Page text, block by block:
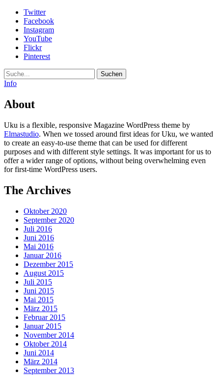
Twitter
Facebook
Instagram
YouTube
Flickr
Pinterest
Suche
Info
About
Uku is a flexible, responsive Magazine WordPress theme by
Elmastudio. When we tossed around first ideas for Uku, we wanted
to create an easy-to-use theme that can be used for different
purposes and with different style settings. It was important for us to
offer a wider range of options, without being overwhelming even
for first-time WordPress users.
The Archives
Oktober 2020
September 2020
Juli 2016
Juni 2016
Mai 2016
Januar 2016
Dezember 2015
August 2015
Juli 2015
Juni 2015
Mai 2015
März 2015
Februar 2015
Januar 2015
November 2014
Oktober 2014
Juni 2014
März 2014
September 2013